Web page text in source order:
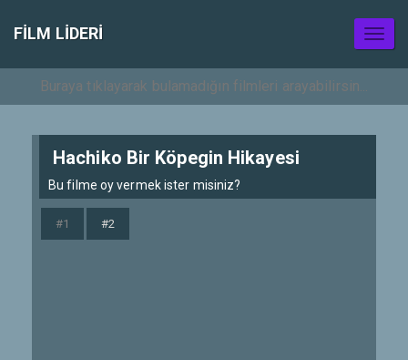
FILM LIDERI
Hachiko Bir Köpegin Hikayesi
Bu filme oy vermek ister misiniz?
#1 #2